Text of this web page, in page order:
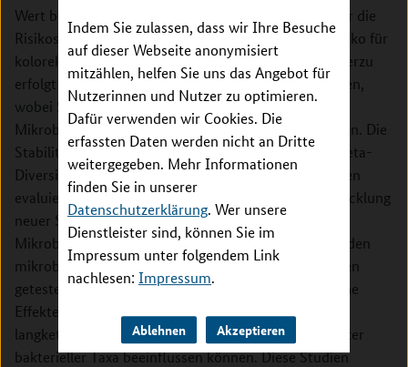
Indem Sie zulassen, dass wir Ihre Besuche
auf dieser Webseite anonymisiert
mitzählen, helfen Sie uns das Angebot für
Nutzerinnen und Nutzer zu optimieren.
Dafür verwenden wir Cookies. Die
erfassten Daten werden nicht an Dritte
weitergegeben. Mehr Informationen
finden Sie in unserer
Datenschutzerklärung. Wer unsere
Dienstleister sind, können Sie im
Impressum unter folgendem Link
nachlesen: Impressum.
Ablehnen Akzeptieren
Wert bereits identifizierter Mikrobiom-Signaturen für die
Risikostratifizierung von Personen mit erhöhtem Risiko für
kolorektale Adenome und Karzinome untersucht. Hierzu
erfolgt eine prospektive Nachverfolgung von Kohorten,
wobei Stuhlproben gesammelt werden, um sowohl
Mikrobiom- als auch Metabolomprofile zu analysieren. Die
Stabilität dieser Profile über Zeit wird mithilfe von Beta-
Diversitätsmethoden und Machine-Learning-Ansätzen
evaluiert. Teilprojekt 2 (TP2) fokussiert auf die Entwicklung
neuer Strategien zur gezielten Beeinflussung des
Mikrobioms zur Prävention von EOCRC. Hierbei werden
mikrobielle Konsortien entwickelt, die in Tiermodellen
getestet werden, um deren protektive oder schädliche
Effekte zu bestimmen. Zudem wird untersucht, wie
langkettige Fettsäuren das Wachstum tumorrelevanter
bakterieller Taxa beeinflussen können. Diese Studien